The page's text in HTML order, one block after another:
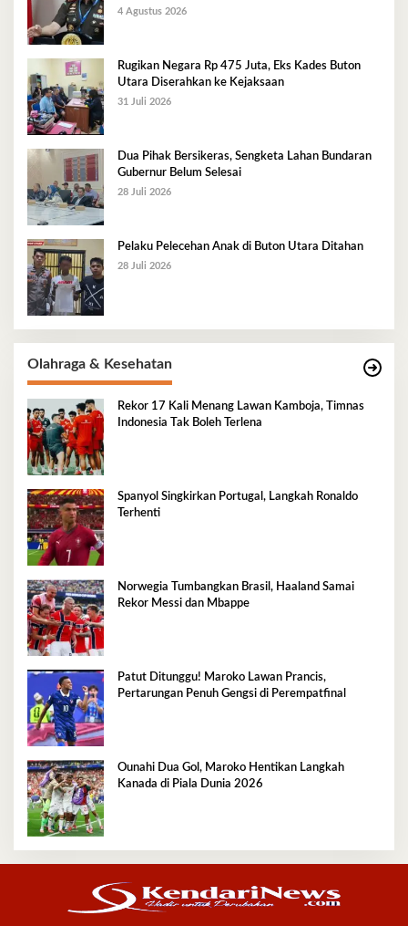
4 Agustus 2026
Rugikan Negara Rp 475 Juta, Eks Kades Buton
Utara Diserahkan ke Kejaksaan
31 Juli 2026
Dua Pihak Bersikeras, Sengketa Lahan Bundaran
Gubernur Belum Selesai
28 Juli 2026
Pelaku Pelecehan Anak di Buton Utara Ditahan
28 Juli 2026
Olahraga & Kesehatan
Rekor 17 Kali Menang Lawan Kamboja, Timnas
Indonesia Tak Boleh Terlena
Spanyol Singkirkan Portugal, Langkah Ronaldo
Terhenti
Norwegia Tumbangkan Brasil, Haaland Samai
Rekor Messi dan Mbappe
Patut Ditunggu! Maroko Lawan Prancis,
Pertarungan Penuh Gengsi di Perempatfinal
Ounahi Dua Gol, Maroko Hentikan Langkah
Kanada di Piala Dunia 2026